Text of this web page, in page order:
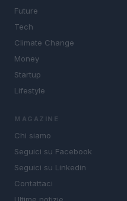
Future
Tech
Climate Change
Money
Startup
Lifestyle
MAGAZINE
Chi siamo
Seguici su Facebook
Seguici su Linkedin
Contattaci